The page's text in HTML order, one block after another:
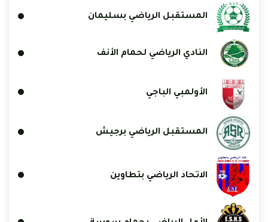
المستقبل الرياضي بسليمان
النادي الرياضي لحمام الأنف
الأولمبي الباجي
المستقبل الرياضي برجيش
الاتحاد الرياضي بتطاوين